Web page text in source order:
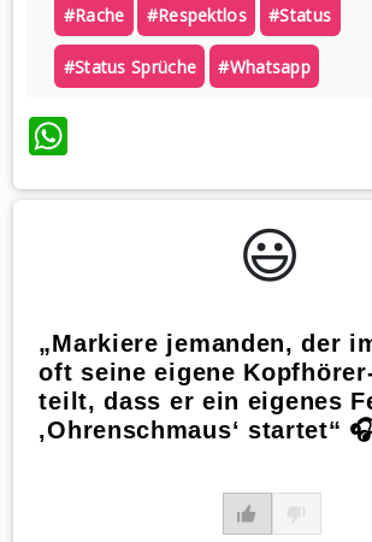
#rache #respektlos #status
#status Sprüche #whatsapp
WhatsApp
😃️
„Markiere jemanden, der
oft seine eigene
teilt, dass er ein eigenes
‚Ohrenschmaus‘ startet“